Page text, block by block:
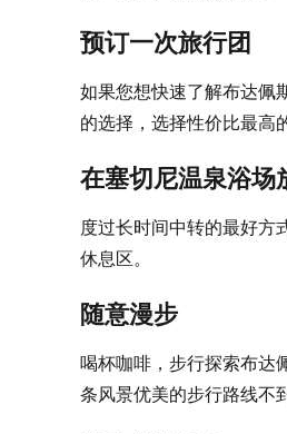
预订一次旅行团
如果您想快速了解布达佩
的选择，选择性价比最高
在塞切尼温泉浴场
度过长时间中转的最好方
休息区。
随意漫步
喝杯咖啡，步行探索布达
条风景优美的步行路线不